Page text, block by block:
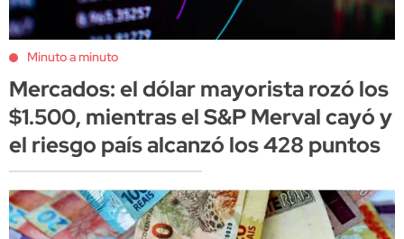
Minuto a minuto
Mercados: el dólar mayorista rozó los
$1.500, mientras el S&P Merval cayó y
el riesgo país alcanzó los 428 puntos